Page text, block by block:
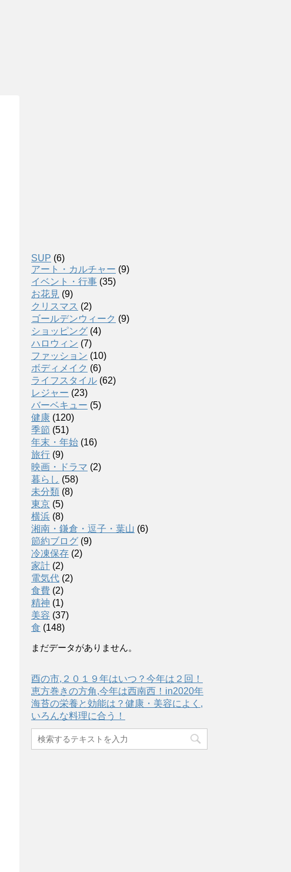
SUP (6)
アート・カルチャー (9)
イベント・行事 (35)
お花見 (9)
クリスマス (2)
ゴールデンウィーク (9)
ショッピング (4)
ハロウィン (7)
ファッション (10)
ボディメイク (6)
ライフスタイル (62)
レジャー (23)
バーベキュー (5)
健康 (120)
季節 (51)
年末・年始 (16)
旅行 (9)
映画・ドラマ (2)
暮らし (58)
未分類 (8)
東京 (5)
横浜 (8)
湘南・鎌倉・逗子・葉山 (6)
節約ブログ (9)
冷凍保存 (2)
家計 (2)
電気代 (2)
食費 (2)
精神 (1)
美容 (37)
食 (148)
まだデータがありません。
酉の市,２０１９年はいつ？今年は２回！
恵方巻きの方角,今年は西南西！in2020年
海苔の栄養と効能は？健康・美容によく,
いろんな料理に合う！